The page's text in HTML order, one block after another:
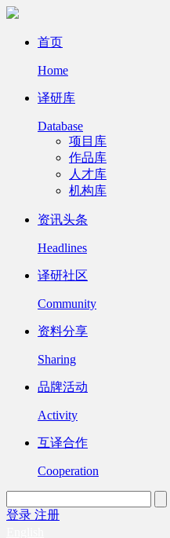
首页
Home
译研库
Database
项目库
作品库
人才库
机构库
资讯头条
Headlines
译研社区
Community
资料分享
Sharing
品牌活动
Activity
互译合作
Cooperation
登录 注册